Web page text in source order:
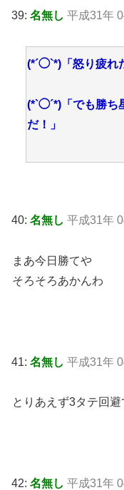
39: 名無し 平成31年
(*´◯`*)「怒り疲れ
(*`◯´*)「でも勝ち
だ！」
40: 名無し 平成31年
まあ今日勝てや
そろそろあかんわ
41: 名無し 平成31年
とりあえず3タテ回
42: 名無し 平成31年